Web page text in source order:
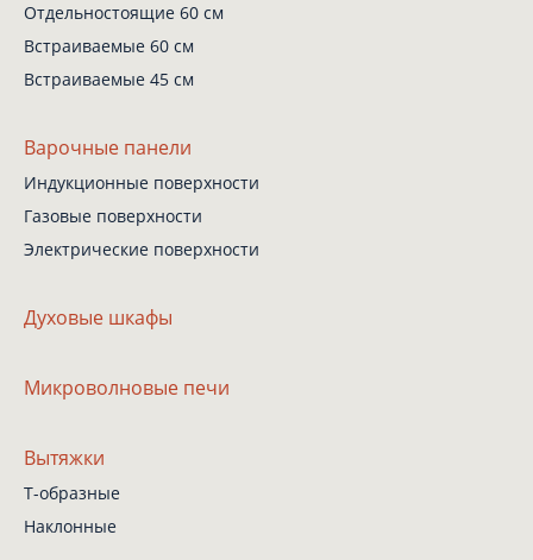
Отдельностоящие 60 см
Встраиваемые 60 см
Встраиваемые 45 см
Варочные панели
Индукционные поверхности
Газовые поверхности
Электрические поверхности
Духовые шкафы
Микроволновые печи
Вытяжки
Т-образные
Наклонные